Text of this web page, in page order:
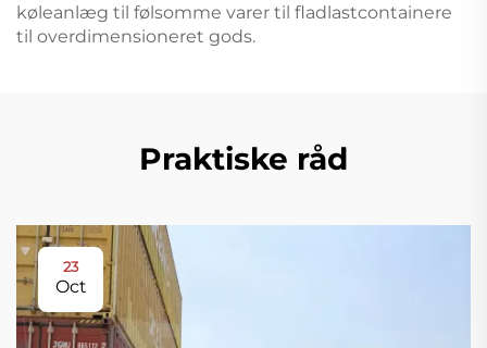
køleanlæg til følsomme varer til fladlastcontainere
til overdimensioneret gods.
Praktiske råd
23
Oct